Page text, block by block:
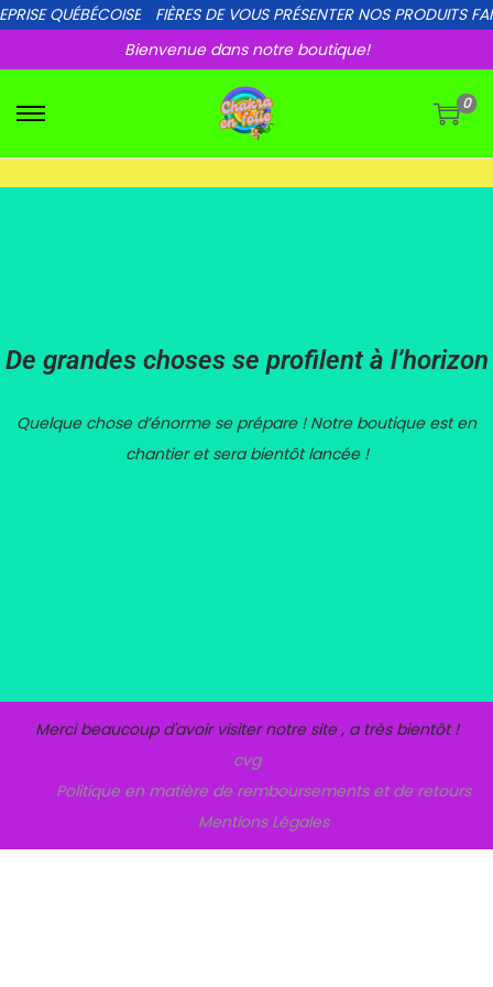
QUÉBÉCOISE
FIÈRES DE VOUS PRÉSENTER NOS PRODUITS
Bienvenue dans notre boutique!
0
De grandes choses se profilent à l’horizon
Quelque chose d’énorme se prépare ! Notre boutique est en
chantier et sera bientôt lancée !
Merci beaucoup d'avoir visiter notre site , a très bientôt !
cvg
Politique en matière de remboursements et de retours
Mentions Légales